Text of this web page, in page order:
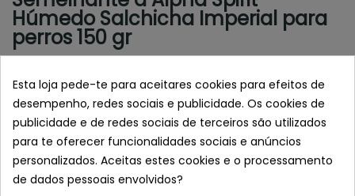
Húmedo Salchicha Imperial para
perros 150 gr
Esta loja pede-te para aceitares cookies para efeitos de
desempenho, redes sociais e publicidade. Os cookies de
publicidade e de redes sociais de terceiros são utilizados
para te oferecer funcionalidades sociais e anúncios
personalizados. Aceitas estes cookies e o processamento
de dados pessoais envolvidos?